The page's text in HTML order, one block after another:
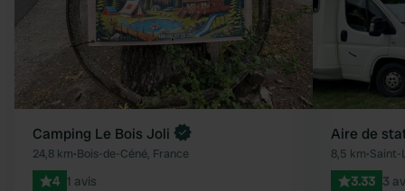
Camping Le Bois Joli
24,8 km•Bois-de-Céné, France
4 1 avis
Aire de
8,5 km•Saint-
3.33 3